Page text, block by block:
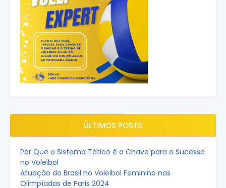
ÚLTIMOS POSTS
Por Que o Sistema Tático é a Chave para o Sucesso
no Voleibol
Atuação do Brasil no Voleibol Feminino nas
Olimpíadas de Paris 2024